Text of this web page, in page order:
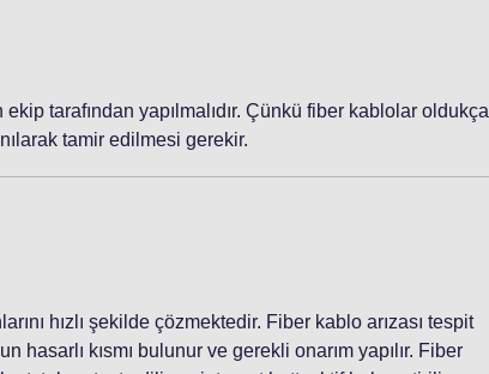
tarafından yapılmalıdır. Çünkü fiber kablolar oldukça
tamir edilmesi gerekir.
hızlı şekilde çözmektedir. Fiber kablo arızası tespit
kısmı bulunur ve gerekli onarım yapılır. Fiber